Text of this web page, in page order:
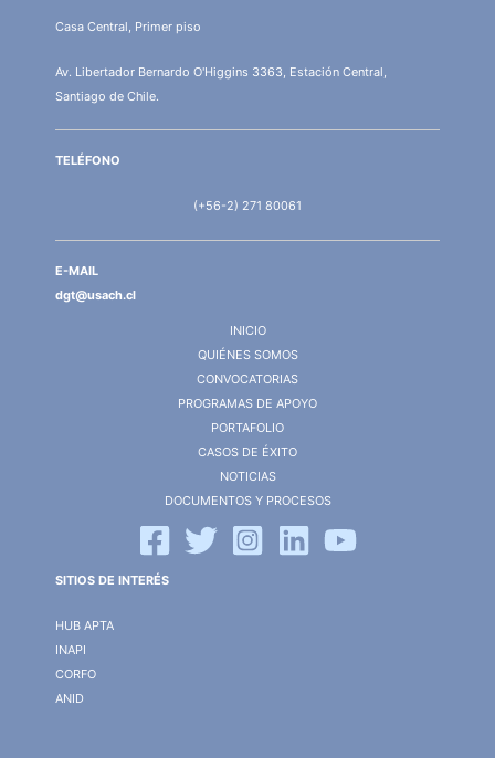
Casa Central, Primer piso
Av. Libertador Bernardo O'Higgins 3363, Estación Central,
Santiago de Chile.
TELÉFONO
(+56-2) 271 80061
E-MAIL
dgt@usach.cl
INICIO
QUIÉNES SOMOS
CONVOCATORIAS
PROGRAMAS DE APOYO
PORTAFOLIO
CASOS DE ÉXITO
NOTICIAS
DOCUMENTOS Y PROCESOS
SITIOS DE INTERÉS
HUB APTA
INAPI
CORFO
ANID